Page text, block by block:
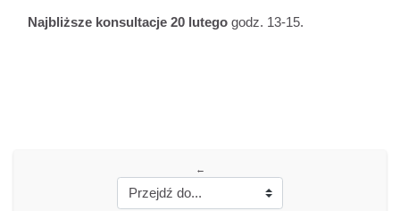
Najbliższe konsultacje 20 lutego godz. 13-15.
←